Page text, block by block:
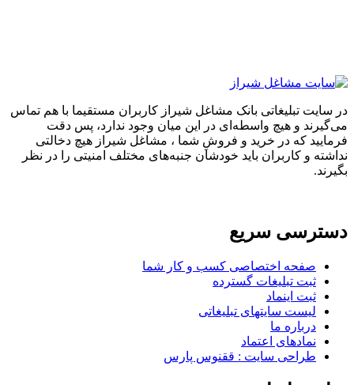
در سایت تبلیغاتی بانک مشاغل شیراز کاربران مستقیما با هم تماس
می‌گیرند و هیچ واسطه‌ای در این میان وجود ندارد، پس دقت
فرمایید که در خرید و فروشِ شما ، مشاغل شیراز هیچ دخالتی
نداشته و کاربران باید خودشان جنبه‌های مختلف امنیتی را در نظر
بگیرند.
دسترسی سریع
صفحه اختصاصی کسب و کار شما
ثبت تبلیغات گسترده
ثبت اینماد
لیست سایتهای تبلیغاتی
درباره ما
نمادهای اعتماد
طراحی سایت : ققنوس پارس